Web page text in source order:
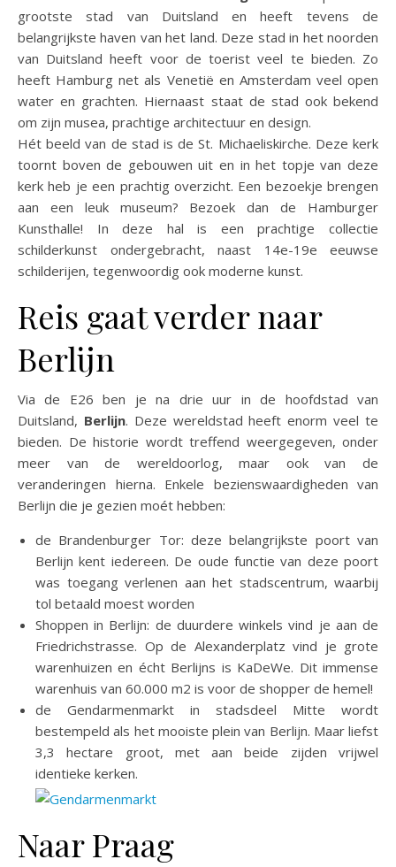
grootste stad van Duitsland en heeft tevens de
belangrijkste haven van het land. Deze stad in het noorden
van Duitsland heeft voor de toerist veel te bieden. Zo
heeft Hamburg net als Venetië en Amsterdam veel open
water en grachten. Hiernaast staat de stad ook bekend
om zijn musea, prachtige architectuur en design.
Hét beeld van de stad is de St. Michaeliskirche. Deze kerk
toornt boven de gebouwen uit en in het topje van deze
kerk heb je een prachtig overzicht. Een bezoekje brengen
aan een leuk museum? Bezoek dan de Hamburger
Kunsthalle! In deze hal is een prachtige collectie
schilderkunst ondergebracht, naast 14e-19e eeuwse
schilderijen, tegenwoordig ook moderne kunst.
Reis gaat verder naar
Berlijn
Via de E26 ben je na drie uur in de hoofdstad van
Duitsland, Berlijn. Deze wereldstad heeft enorm veel te
bieden. De historie wordt treffend weergegeven, onder
meer van de wereldoorlog, maar ook van de
veranderingen hierna. Enkele bezienswaardigheden van
Berlijn die je gezien moét hebben:
de Brandenburger Tor: deze belangrijkste poort van
Berlijn kent iedereen. De oude functie van deze poort
was toegang verlenen aan het stadscentrum, waarbij
tol betaald moest worden
Shoppen in Berlijn: de duurdere winkels vind je aan de
Friedrichstrasse. Op de Alexanderplatz vind je grote
warenhuizen en écht Berlijns is KaDeWe. Dit immense
warenhuis van 60.000 m2 is voor de shopper de hemel!
de Gendarmenmarkt in stadsdeel Mitte wordt
bestempeld als het mooiste plein van Berlijn. Maar liefst
3,3 hectare groot, met aan beide zijden vrijwel
identieke kerken.
Naar Praag